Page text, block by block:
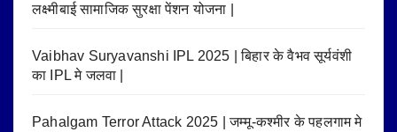
लक्ष्मीबाई सामाजिक सुरक्षा पेंशन योजना |
Vaibhav Suryavanshi IPL 2025 | बिहार के वैभव सूर्यवंशी
का IPL मे जलवा |
Pahalgam Terror Attack 2025 | जम्मू-कश्मीर के पहलगाम मे